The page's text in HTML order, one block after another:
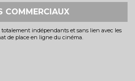
COMMERCIAUX
indépendants et sans lien avec les
de place en ligne du cinéma.